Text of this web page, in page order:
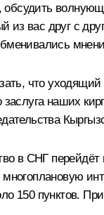
обсудить
из вас друг с
что
наших
в СНГ
150 пунктов.